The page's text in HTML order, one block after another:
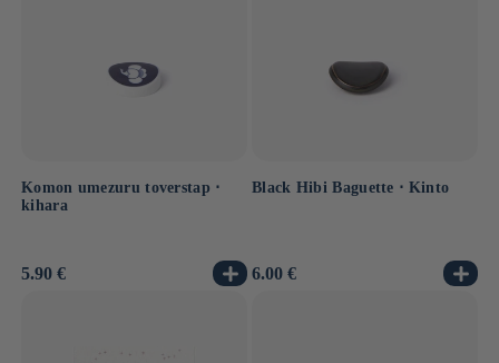
Komon umezuru toverstap ⋅
kihara
Normale
5.90 €
Black Hibi Baguette ⋅ Kinto
Normale
6.00 €